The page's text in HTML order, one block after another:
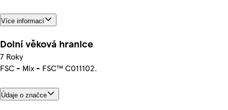
Více informací
Dolní věková hranice
7 Roky
FSC - Mix - FSC™ C011102.
Údaje o značce